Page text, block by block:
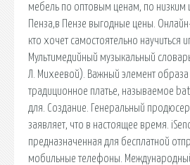
мебель по оптовым ценам, по низким
Пенза,в Пензе выгодные цены.
кто хочет самостоятельно научиться
Мультимедийный музыкальный
Л. Михеевой). Важный элемент
традиционное платье, называемое
для. Создание. Генеральный
заявляет, что в настоящее время.
предназначенная для бесплатной
мобильные телефоны.